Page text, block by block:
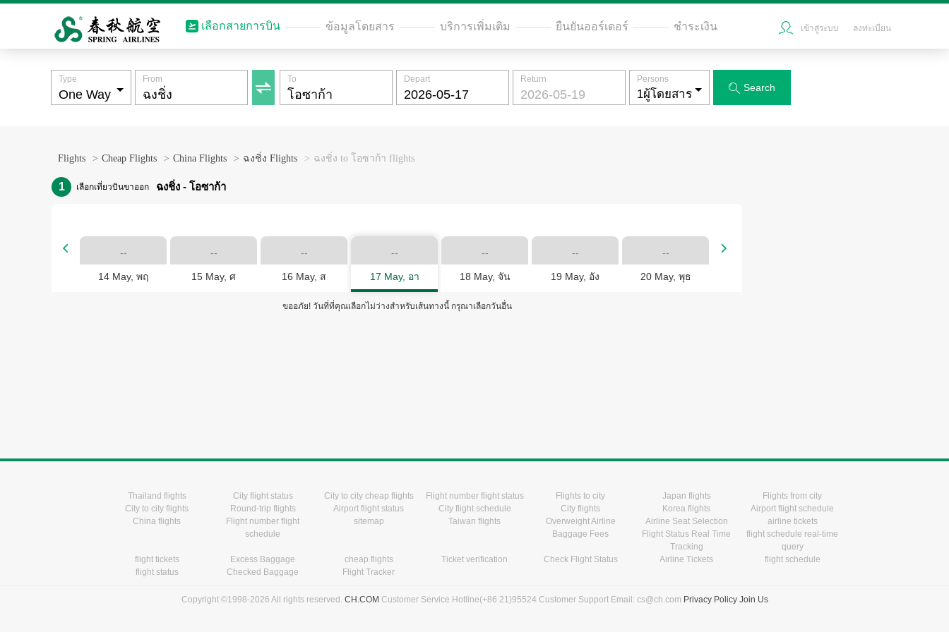
เลือกสายการบิน ข้อมูลโดยสาร บริการเพิ่มเติม ยืนยันออร์เดอร์ ชำระเงิน เข้าสู่ระบบ ลงทะเบียน

Type From To Depart Return Persons
 Search
Flights > Cheap Flights > China Flights > ฉงชิ่ง Flights > ฉงชิ่ง to โอซาก้า flights
1 เลือกเที่ยวบินขาออก ฉงชิ่ง - โอซาก้า
 --
14 May, พฤ
--
15 May, ศ
--
16 May, ส
--
17 May, อา
--
18 May, จัน
--
19 May, อัง
--
20 May, พุธ

ขออภัย! วันที่ที่คุณเลือกไม่ว่างสำหรับเส้นทางนี้ กรุณาเลือกวันอื่น
Thailand flights City flight status City to city cheap flights Flight number flight status Flights to city Japan flights
Flights from city
City to city flights
Round-trip flights Airport flight status City flight schedule City flights Korea flights
Airport flight schedule
China flights
Flight number flight
schedule
sitemap Taiwan flights
Overweight Airline
Baggage Fees
Airline Seat Selection
airline tickets
Flight Status Real Time
Tracking
flight schedule real-time
query
flight tickets
Excess Baggage cheap flights Ticket verification Check Flight Status Airline Tickets
flight schedule
flight status
Checked Baggage Flight Tracker
Copyright ©1998-2026 All rights reserved. CH.COM Customer Service Hotline(+86 21)95524 Customer Support Email: cs@ch.com Privacy Policy Join Us